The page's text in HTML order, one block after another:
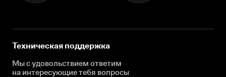
Техническая поддержка
Мы с удовольствием ответим
на интересующиетебя вопросы